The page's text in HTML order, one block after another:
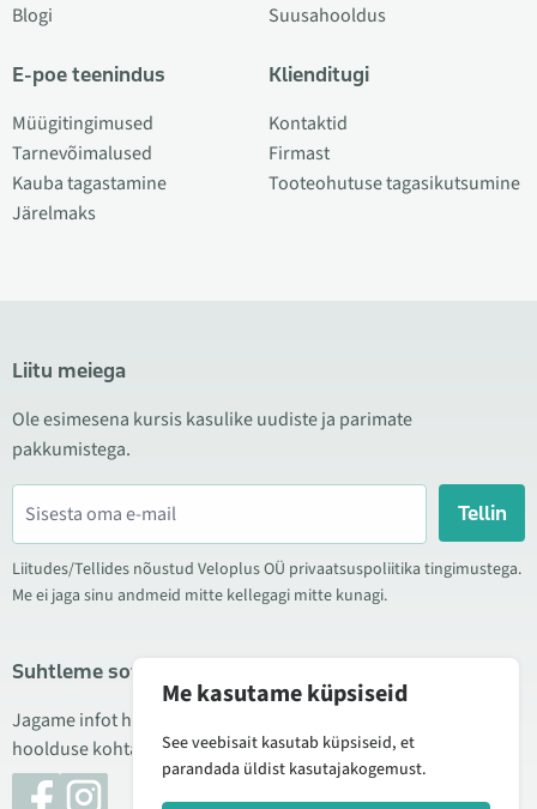
Blogi
E-poe teenindus
Müügitingimused
Tarnevõimalused
Kauba tagastamine
Järelmaks
Suusahooldus
Klienditugi
Kontaktid
Firmast
Tooteohutuse tagasikutsumine
Liitu meiega
Ole esimesena kursis kasulike uudiste ja parimate
pakkumistega.
Tellin
Liitudes/Tellides nõustud Veloplus OÜ privaatsuspoliitika tingimustega.
Me ei jaga sinu andmeid mitte kellegagi mitte kunagi.
Suhtleme sotsiaalmeedias
Jagame infot hea hinna kampaaniate, uute toodete ning
hoolduse kohta. Mõnikord teeme ka tooteülevaateid.
Me kasutame küpsiseid
See veebisait kasutab küpsiseid, et
parandada üldist kasutajakogemust.